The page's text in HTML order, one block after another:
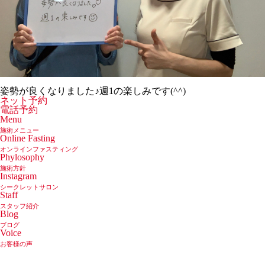
姿勢が良くなりました♪週1の楽しみです(^^)
ネット予約
電話予約
Menu
施術メニュー
Online Fasting
オンラインファスティング
Phylosophy
施術方針
Instagram
シークレットサロン
Staff
スタッフ紹介
Blog
ブログ
Voice
お客様の声